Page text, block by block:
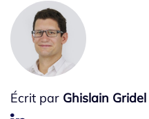
Écrit par Ghislain Gridel